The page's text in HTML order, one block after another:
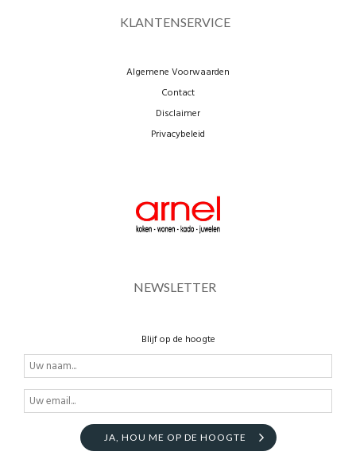
KLANTENSERVICE
Algemene Voorwaarden
Contact
Disclaimer
Privacybeleid
NEWSLETTER
Blijf op de hoogte
JA, HOU ME OP DE HOOGTE